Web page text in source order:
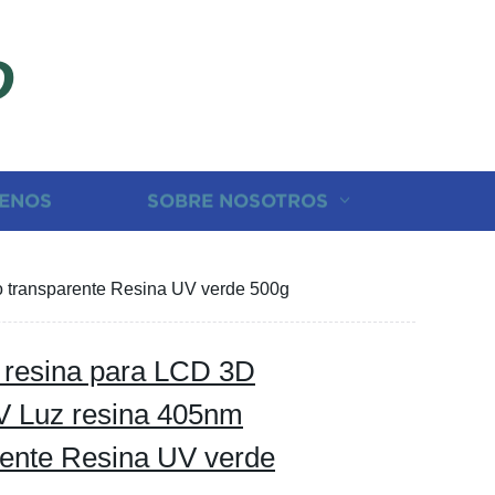
SOBRE NOSOTROS
Resina UV verde 500g
para LCD 3D
Luz resina 405nm
Resina UV verde